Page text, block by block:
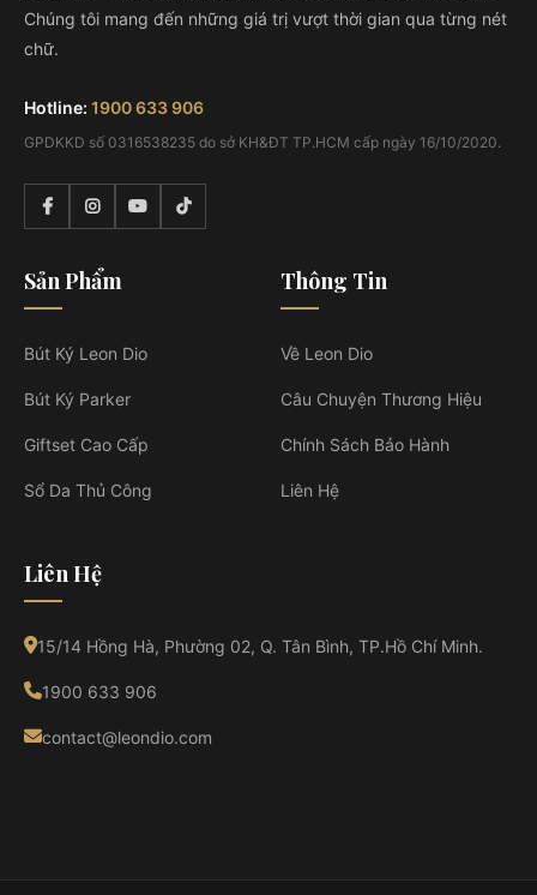
Chúng tôi mang đến những giá trị vượt thời gian qua từng nét
chữ.
Hotline: 1900 633 906
GPDKKD số 0316538235 do sở KH&ĐT TP.HCM cấp ngày 16/10/2020.
Sản Phẩm
Bút Ký Leon Dio
Bút Ký Parker
Giftset Cao Cấp
Sổ Da Thủ Công
Thông Tin
Về Leon Dio
Câu Chuyện Thương Hiệu
Chính Sách Bảo Hành
Liên Hệ
Liên Hệ
15/14 Hồng Hà, Phường 02, Q. Tân Bình, TP.Hồ Chí Minh.
1900 633 906
contact@leondio.com